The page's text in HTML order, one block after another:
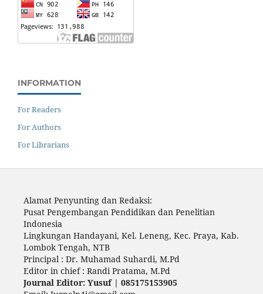
INFORMATION
For Readers
For Authors
For Librarians
Alamat Penyunting dan Redaksi:
Pusat Pengembangan Pendidikan dan Penelitian
Indonesia
Lingkungan Handayani, Kel. Leneng, Kec. Praya, Kab.
Lombok Tengah, NTB
Principal : Dr. Muhamad Suhardi, M.Pd
Editor in chief : Randi Pratama, M.Pd
Journal Editor: Yusuf | 085175153905